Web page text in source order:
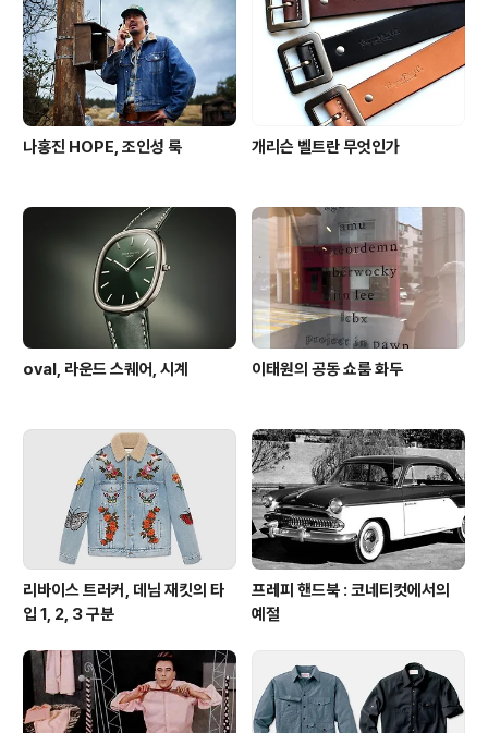
식도 올라왔다(링크). 이와 연관되어 생각해 볼 만한 소식
으로는 스투시가 슈프림의 하이프를 이어받고 있는건가라
는 기사가 심심찮게 나오고 있다(링..
나홍진 HOPE, 조인성 룩 개리슨 벨트란 무엇인가
oval, 라운드 스퀘어, 시계 이태원의 공동 쇼룸 화두
리바이스 트러커, 데님 재킷의 타
입 1, 2, 3 구분
프레피 핸드북 : 코네티컷에서의
예절